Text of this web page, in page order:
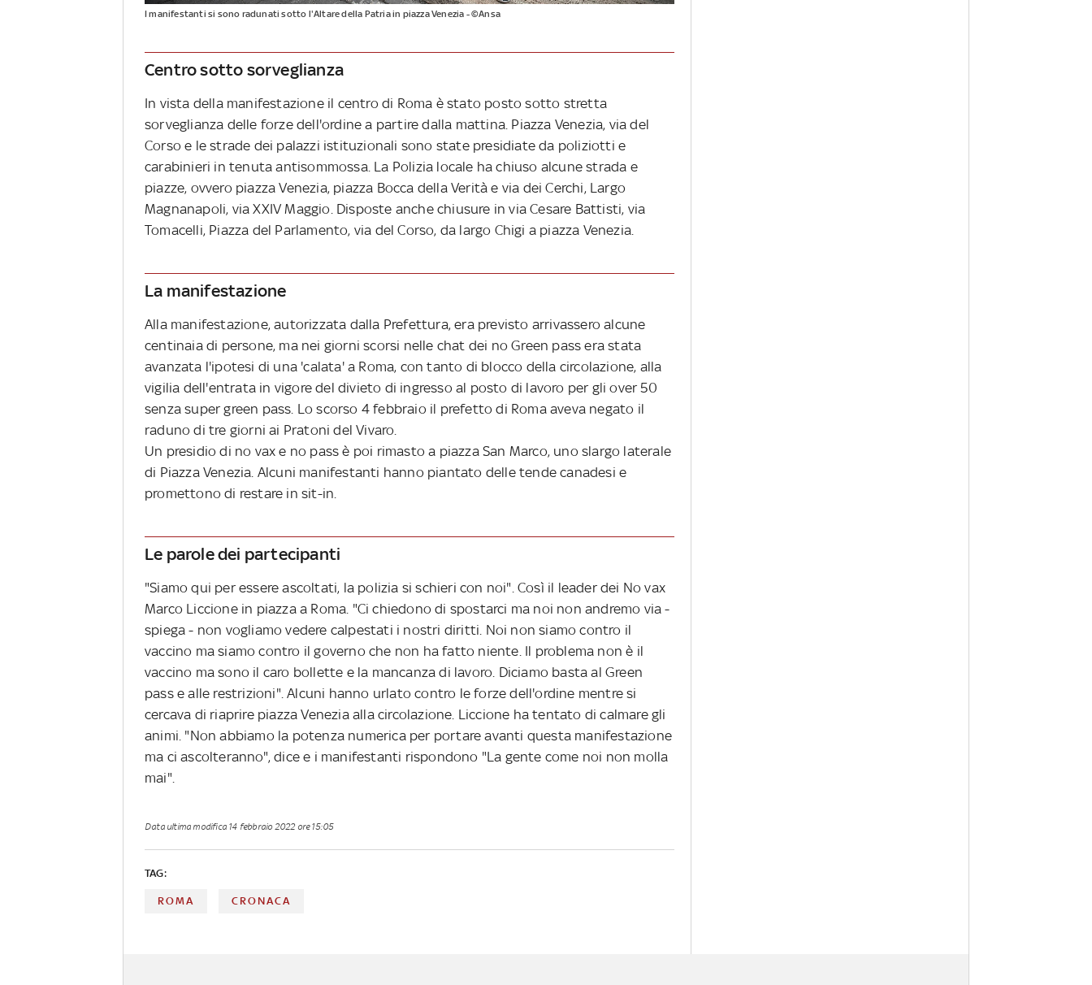
I manifestanti si sono radunati sotto l'Altare della Patria in piazza Venezia - ©Ansa
Centro sotto sorveglianza
In vista della manifestazione il centro di Roma è stato posto sotto stretta
sorveglianza delle forze dell'ordine a partire dalla mattina. Piazza Venezia, via del
Corso e le strade dei palazzi istituzionali sono state presidiate da poliziotti e
carabinieri in tenuta antisommossa. La Polizia locale ha chiuso alcune strada e
piazze, ovvero piazza Venezia, piazza Bocca della Verità e via dei Cerchi, Largo
Magnanapoli, via XXIV Maggio. Disposte anche chiusure in via Cesare Battisti, via
Tomacelli, Piazza del Parlamento, via del Corso, da largo Chigi a piazza Venezia.
La manifestazione
Alla manifestazione, autorizzata dalla Prefettura, era previsto arrivassero alcune
centinaia di persone, ma nei giorni scorsi nelle chat dei no Green pass era stata
avanzata l'ipotesi di una 'calata' a Roma, con tanto di blocco della circolazione, alla
vigilia dell'entrata in vigore del divieto di ingresso al posto di lavoro per gli over 50
senza super green pass. Lo scorso 4 febbraio il prefetto di Roma aveva negato il
raduno di tre giorni ai Pratoni del Vivaro.
Un presidio di no vax e no pass è poi rimasto a piazza San Marco, uno slargo laterale
di Piazza Venezia. Alcuni manifestanti hanno piantato delle tende canadesi e
promettono di restare in sit-in.
Le parole dei partecipanti
"Siamo qui per essere ascoltati, la polizia si schieri con noi". Così il leader dei No vax
Marco Liccione in piazza a Roma. "Ci chiedono di spostarci ma noi non andremo via -
spiega - non vogliamo vedere calpestati i nostri diritti. Noi non siamo contro il
vaccino ma siamo contro il governo che non ha fatto niente. Il problema non è il
vaccino ma sono il caro bollette e la mancanza di lavoro. Diciamo basta al Green
pass e alle restrizioni". Alcuni hanno urlato contro le forze dell'ordine mentre si
cercava di riaprire piazza Venezia alla circolazione. Liccione ha tentato di calmare gli
animi. "Non abbiamo la potenza numerica per portare avanti questa manifestazione
ma ci ascolteranno", dice e i manifestanti rispondono "La gente come noi non molla
mai".
Data ultima modifica 14 febbraio 2022 ore 15:05
TAG:
ROMA CRONACA